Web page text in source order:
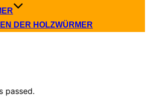
DER HOLZWÜRMER
passed.